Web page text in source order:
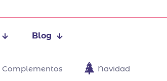
Blog
Complementos Navidad